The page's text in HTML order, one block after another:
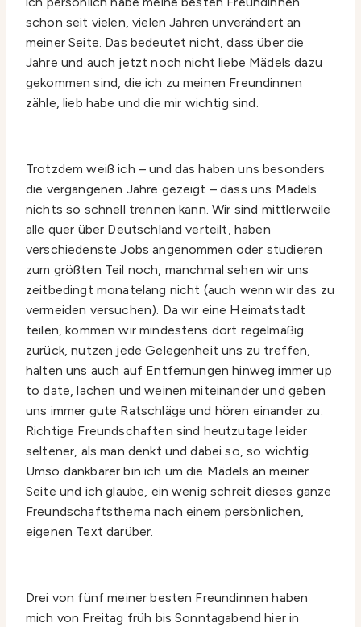
schon seit vielen, vielen Jahren unverändert an
meiner Seite. Das bedeutet nicht, dass über die
Jahre und auch jetzt noch nicht liebe Mädels dazu
gekommen sind, die ich zu meinen Freundinnen
zähle, lieb habe und die mir wichtig sind.
Trotzdem weiß ich – und das haben uns besonders
die vergangenen Jahre gezeigt – dass uns Mädels
nichts so schnell trennen kann. Wir sind mittlerweile
alle quer über Deutschland verteilt, haben
verschiedenste Jobs angenommen oder studieren
zum größten Teil noch, manchmal sehen wir uns
zeitbedingt monatelang nicht (auch wenn wir das zu
vermeiden versuchen). Da wir eine Heimatstadt
teilen, kommen wir mindestens dort regelmäßig
zurück, nutzen jede Gelegenheit uns zu treffen,
halten uns auch auf Entfernungen hinweg immer up
to date, lachen und weinen miteinander und geben
uns immer gute Ratschläge und hören einander zu.
Richtige Freundschaften sind heutzutage leider
seltener, als man denkt und dabei so, so wichtig.
Umso dankbarer bin ich um die Mädels an meiner
Seite und ich glaube, ein wenig schreit dieses ganze
Freundschaftsthema nach einem persönlichen,
eigenen Text darüber.
Drei von fünf meiner besten Freundinnen haben
mich von Freitag früh bis Sonntagabend hier in